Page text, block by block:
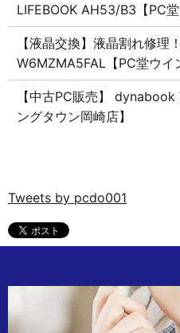
LIFEBOOK AH53/B3【PC
【液晶交換】液晶割れ修理
W6MZMA5FAL【PC堂ウイ
【中古PC販売】
ングタウン岡崎店】
Tweets by pcdo001